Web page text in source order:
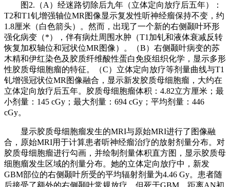
图2.（A）经迷路切除后九年（立体定向放疗后五年）：
T2和T1钆增强轴位MR图像显示复发性听神经瘤保持不变，约
1.8厘米（白色箭头）。然而，出现了一个新的右侧颞叶环形
强化病变（*），伴有病灶周围水肿（T1加钆和液体衰减反转
恢复加权轴位和冠状位MR图像）。（B）右侧颞叶病变的苏
木精和伊红染色及胶质纤维酸性蛋白免疫组织化学，显示多形
性胶质母细胞瘤的特征。（C）立体定向放疗等剂量曲线与T1
钆增强冠状位MR图像融合，显示新发胶质母细胞瘤，大约在
立体定向放疗后五年。胶质母细胞瘤体积：4.82立方厘米；最
小剂量：145 cGy；最大剂量：694 cGy；平均剂量：446
cGy。
显示胶质母细胞瘤发生的MRI与原始MRI进行了图像融
合，原始MRI用于计算患者听神经瘤治疗的放射剂量分布。对
胶质母细胞瘤进行勾画，并绘制剂量体积直方图，显示胶质母
细胞瘤发生区域的剂量分布。她的立体定向放疗中，新发
GBM部位的右侧颞叶所受的平均辐射剂量为4.46 Gy。患者随